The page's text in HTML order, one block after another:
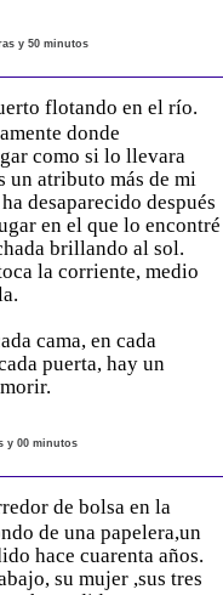
y 50 minutos
flotando en el río.
donde
como si lo llevara
un atributo más de mi
desaparecido después
en el que lo encontré
brillando al sol.
la corriente, medio
cama, en cada
puerta, hay un
y 00 minutos
de bolsa en la
de una papelera,un
hace cuarenta años.
su mujer ,sus tres